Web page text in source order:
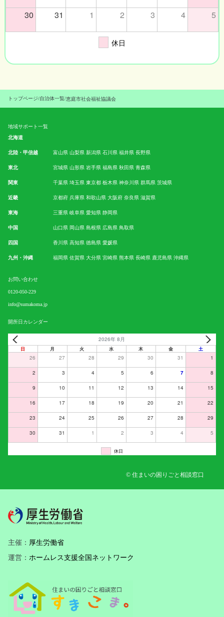
30 31 1 2 3 4 5
休日
トップページ/自治体一覧/恵庭市社会福祉協議会
地域サポート一覧
北海道
北陸・甲信越 富山県 山梨県 新潟県 石川県 福井県 長野県
東北 宮城県 山形県 岩手県 福島県 秋田県 青森県
関東 千葉県 埼玉県 東京都 栃木県 神奈川県 群馬県 茨城県
近畿 京都府 兵庫県 和歌山県 大阪府 奈良県 滋賀県
東海 三重県 岐阜県 愛知県 静岡県
中国 山口県 岡山県 島根県 広島県 鳥取県
四国 香川県 高知県 徳島県 愛媛県
九州・沖縄 福岡県 佐賀県 大分県 宮崎県 熊本県 長崎県 鹿児島県 沖縄県
お問い合わせ
0120-050-229
info@sumakoma.jp
開所日カレンダー
2026年 8月
日 月 火 水 木 金 土
26 27 28 29 30 31 1
2 3 4 5 6 7 8
9 10 11 12 13 14 15
16 17 18 19 20 21 22
23 24 25 26 27 28 29
30 31 1 2 3 4 5
休日
© 住まいの困りごと相談窓口
主催： 厚生労働省
運営： ホームレス支援全国ネットワーク